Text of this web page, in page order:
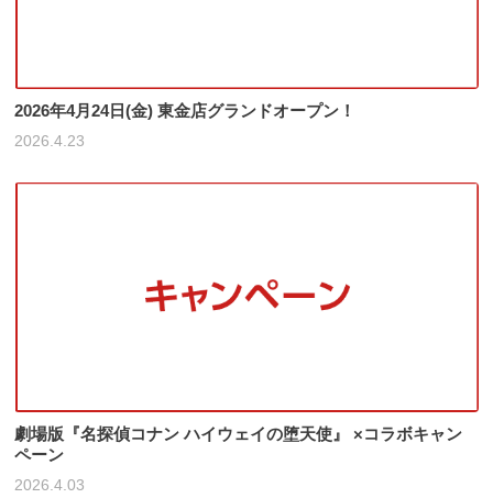
2026年4月24日(金) 東金店グランドオープン！
2026.4.23
劇場版『名探偵コナン ハイウェイの堕天使』 ×コラボキャン
ペーン
2026.4.03